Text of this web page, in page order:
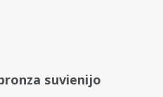
suvienijo